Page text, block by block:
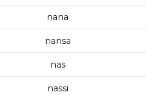
nana
nansa
nas
nassi